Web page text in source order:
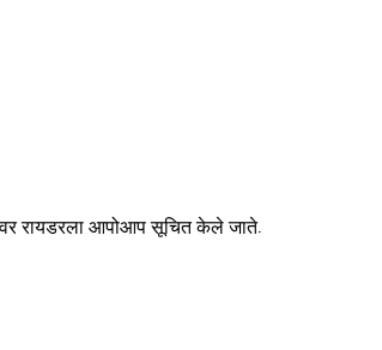
रायडरला आपोआप सूचित केले जाते.